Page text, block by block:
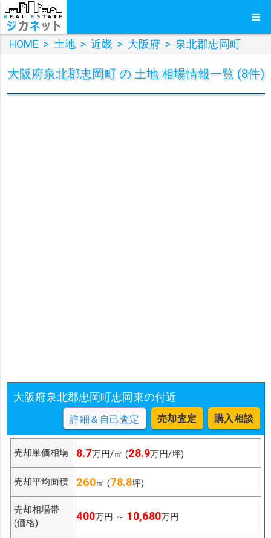
HOME > 土地 > 近畿 > 大阪府 > 泉北郡忠岡町
大阪府泉北郡忠岡町 の 土地 相場情報一覧 (8件)
大阪府泉北郡忠岡町忠岡東の付近
詳細＆自己査定 売却査定 購入相談
売却単価相場 8.7万円/㎡ (28.9万円/坪)
売却平均面積 260㎡ (78.8坪)
売却相場帯
(価格)
400万円 ～ 10,680万円